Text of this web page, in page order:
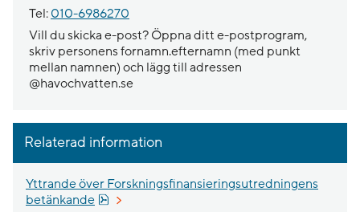
Tel: 010-6986270
Vill du skicka e-post? Öppna ditt e-postprogram,
skriv personens fornamn.efternamn (med punkt
mellan namnen) och lägg till adressen
@havochvatten.se
Relaterad information
Yttrande över Forskningsfinansieringsutredningens
betänkande
Pdf, 193.5 kB.